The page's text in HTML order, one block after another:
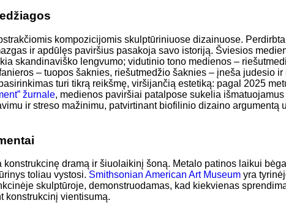
kompozicijomis skulptūriniuose dizainuose.
ir apdūlęs paviršius pasakoja savo istoriją. Šviesios
skandinaviško lengvumo; vidutinio tono medienos –
– tuopos šaknies, riešutmedžio šaknies – įneša judesio ir
turi tikrą reikšmę, viršijančią estetiką: pagal 2025
žurnale, medienos paviršiai patalpose sukelia
ir streso mažinimu, patvirtinant biofilinio dizaino argumentą
konstrukcinę dramą ir šiuolaikinį šoną. Metalo patinos laikui
toliau vystosi. Smithsonian American Art Museum yra
skulptūroje, demonstruodamas, kad kiekvienas
konstrukcinį vientisumą.